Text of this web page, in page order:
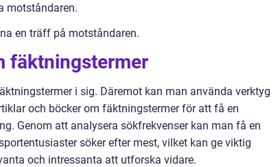
motståndaren.
en träff på motståndaren.
fäktningstermer
i sig. Däremot kan man använda verktyg
och böcker om fäktningstermer för att få en
Genom att analysera sökfrekvenser kan man få en
söker efter mest, vilket kan ge viktig
och intressanta att utforska vidare.